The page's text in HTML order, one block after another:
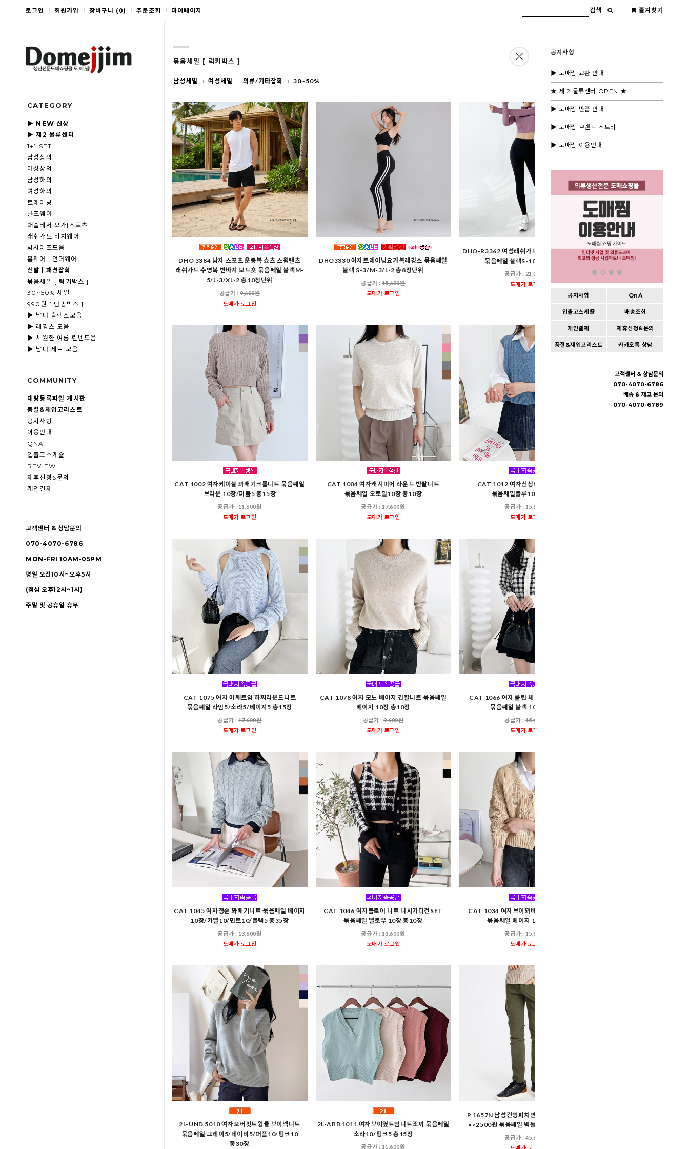
로그인 회원가입 장바구니 (0) 주문조회 마이페이지 검색 즐겨찾기
CATEGORY
▶ NEW 신상
▶ 제2 물류센터
1+1 SET
남성상의
여성상의
남성하의
여성하의
트레이닝
골프웨어
애슬레저|요가|스포츠
래쉬가드|비치웨어
빅사이즈모음
홈웨어ㅣ언더웨어
신발ㅣ패션잡화
묶음세일 [ 럭키박스 ]
30~50% 세일
990원 [ 덤핑박스 ]
▶ 남녀 슬랙스모음
▶ 레깅스 모음
▶ 시원한 여름 린넨모음
▶ 남녀 세트 모음
COMMUNITY
대량등록파일 게시판
품절&재입고리스트
공지사항
이용안내
QNA
입출고스케쥴
REVIEW
제휴신청&문의
개인결제
고객센터 & 상담문의
070-4070-6786
MON-FRI 10AM-05PM
평일 오전10시~오후5시
(점심 오후12시~1시)
주말 및 공휴일 휴무
공지사항
▶ 도매찜 교환 안내
★ 제 2 물류센터 OPEN ★
▶ 도매찜 반품 안내
▶ 도매찜 브랜드 스토리
▶ 도매찜 이용안내
공지사항 QnA
입출고스케쥴 배송조회
개인결제 제휴신청&문의
품절&재입고리스트 카카오톡 상담
고객센터 & 상담문의
070-4070-6786
배송 & 재고 문의
070-4070-6789
묶음세일 [ 럭키박스 ]
남성세일 여성세일 의류/기타잡화 30~50%
DHO 3384 남자 스포츠 운동복 쇼츠 스윔팬츠
래쉬가드 수영복 반바지 보드숏 묶음쎄일 블랙M-
5/L-3/XL-2 총10장단위
공급가 : 9,600원
도매가 로그인
DHO3330 여자트레이닝요가복레깅스 묶음쎄일
블랙 S-3/M-3/L-2 총8장단위
공급가 :15,600원
도매가 로그인
DHO-R3362 여성래쉬가드비치웨어요가긴바지
묶음쎄일 블랙S-10 총10장단위
공급가 :21,000원
도매가 로그인
CAT 1000 여자캐시미어 브이
공급가 :
CAT 1002 여자케이블 꽈배기크롭니트 묶음쎄일
브라운 10장/퍼플5 총15장
공급가 :11,600원
도매가 로그인
CAT 1004 여자캐시미어 라운드 반팔니트
묶음쎄일 오토밀10장 총10장
공급가 :17,600원
도매가 로그인
CAT 1012 여자신상베스트 니트조끼
묶음쎄일블루10장 총10장
공급가 :15,600원
도매가 로그인
CAT 1075 여자 어깨트임 하찌라운드니트
묶음쎄일 라임5/소라5/베이지5 총15장
공급가 :17,600원
도매가 로그인
CAT 1078 여자 모노 베이지 긴팔니트 묶음쎄일
베이지 10장 총10장
공급가 : 9,600원
도매가 로그인
CAT 1066 여자 롤린 체크 퍼프니트 가디건
묶음쎄일 블랙 10장 총10장
공급가 :15,600원
도매가 로그인
CAT 1045 여자청순 꽈배기니트 묶음쎄일 베이지
10장/카멜10/민트10/블랙5 총35장
공급가 :13,600원
도매가 로그인
CAT 1046 여자플로어 니트 나시가디건SET
묶음쎄일 엘로우 10장 총10장
공급가 :13,600원
도매가 로그인
CAT 1034 여자브이꽈배기 하찌니트가디건
묶음쎄일 베이지 10장 총10장
공급가 :15,600원
도매가 로그인
2L-UND 5010 여자오버핏트윙클 브이넥니트
묶음쎄일 그레이5/네이비5/퍼플10/핑크10
총30장
2L-ABB 1011 여자브이옆트임니트조끼 묶음쎄일
소라10/핑크5 총15장
공급가 :11,600원
P 1657N 남성건빵피치면세미일자 22800원
=>2500원 묶음쎄일 벽돌28-5장 총5장단위
공급가 :45,600원